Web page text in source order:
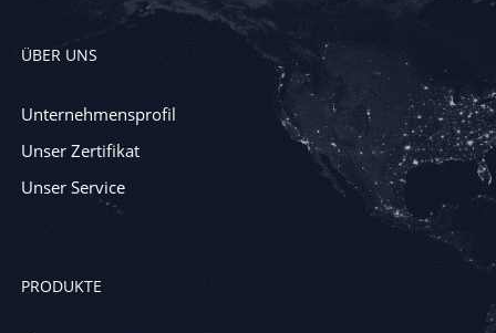
ÜBER UNS
Unternehmensprofil
Unser Zertifikat
Unser Service
PRODUKTE